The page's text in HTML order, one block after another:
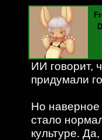
ИИ говорит,
придумали
Но наверное
стало
культуре.